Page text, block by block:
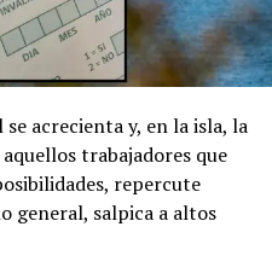
acrecienta y, en la isla, la
trabajadores que
repercute
general, salpica a altos